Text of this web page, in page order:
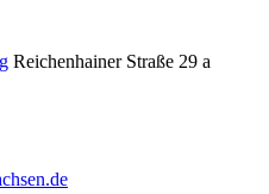
Reichenhainer Straße 29 a